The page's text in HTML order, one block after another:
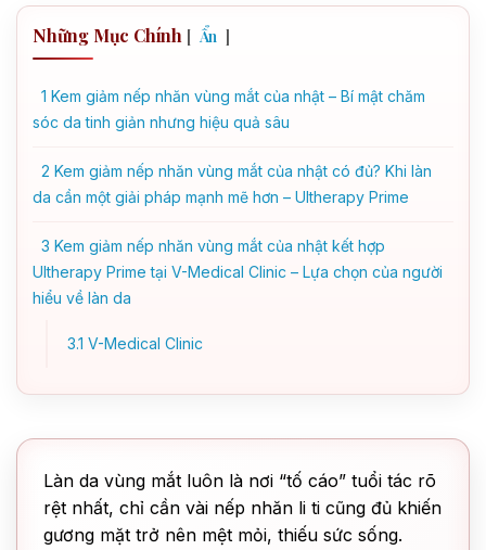
Những Mục Chính [ Ẩn ]
1 Kem giảm nếp nhăn vùng mắt của nhật – Bí mật chăm
sóc da tinh giản nhưng hiệu quả sâu
2 Kem giảm nếp nhăn vùng mắt của nhật có đủ? Khi làn
da cần một giải pháp mạnh mẽ hơn – Ultherapy Prime
3 Kem giảm nếp nhăn vùng mắt của nhật kết hợp
Ultherapy Prime tại V-Medical Clinic – Lựa chọn của người
hiểu về làn da
3.1 V-Medical Clinic
Làn da vùng mắt luôn là nơi “tố cáo” tuổi tác rõ
rệt nhất, chỉ cần vài nếp nhăn li ti cũng đủ khiến
gương mặt trở nên mệt mỏi, thiếu sức sống.